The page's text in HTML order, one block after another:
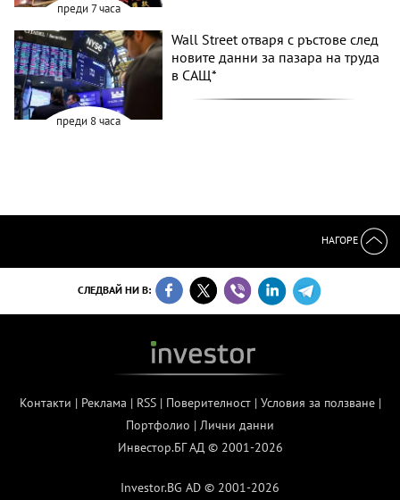
преди 7 часа
преди 8 часа
Wall Street отваря с ръстове след
новите данни за пазара на труда
в САЩ*
НАГОРЕ
СЛЕДВАЙ НИ В:
Контакти | Реклама | RSS| Поверителност| Условия за ползване|
Портфолио | Лични данни
Инвестор.БГ АД © 2001-2026
Investor.BG AD © 2001-2026